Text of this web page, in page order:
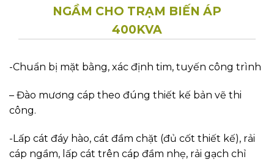
NGẦM CHO TRẠM BIẾN ÁP
400KVA
-Chuẩn bị mặt bằng, xác định tim, tuyến công trình
– Đào mương cáp theo đúng thiết kế bản vẽ thi
công.
-Lấp cát đáy hào, cát đầm chặt (đủ cốt thiết kế), rải
cáp ngầm, lấp cát trên cáp đầm nhẹ, rải gạch chỉ